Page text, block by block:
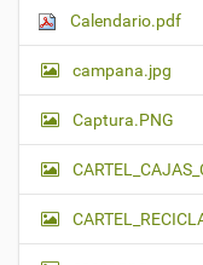
Calendario.pdf
campana.jpg
Captura.PNG